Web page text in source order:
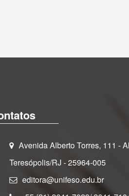
Avenida Alberto Torres, 111 -
Teresópolis/RJ - 25964-005
editora@unifeso.edu.br